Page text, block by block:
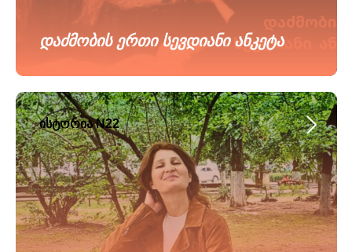
დაძმობის ერთი სევდიანი ანკეტა
ისტორია N22